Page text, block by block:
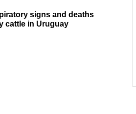
signs and deaths
cattle in Uruguay